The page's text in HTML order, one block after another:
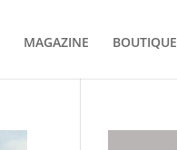
MAGAZINE BOUTIQUE